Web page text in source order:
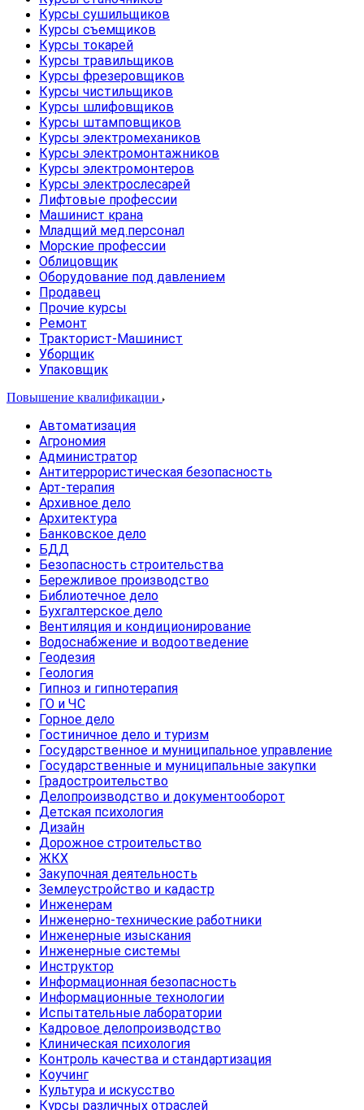
Курсы сушильщиков
Курсы съемщиков
Курсы токарей
Курсы травильщиков
Курсы фрезеровщиков
Курсы чистильщиков
Курсы шлифовщиков
Курсы штамповщиков
Курсы электромехаников
Курсы электромонтажников
Курсы электромонтеров
Курсы электрослесарей
Лифтовые профессии
Машинист крана
Младщий мед.персонал
Морские профессии
Облицовщик
Оборудование под давлением
Продавец
Прочие курсы
Ремонт
Тракторист-Машинист
Уборщик
Упаковщик
Повышение квалификации
Автоматизация
Агрономия
Администратор
Антитеррористическая безопасность
Арт-терапия
Архивное дело
Архитектура
Банковское дело
БДД
Безопасность строительства
Бережливое производство
Библиотечное дело
Бухгалтерское дело
Вентиляция и кондиционирование
Водоснабжение и водоотведение
Геодезия
Геология
Гипноз и гипнотерапия
ГО и ЧС
Горное дело
Гостиничное дело и туризм
Государственное и муниципальное управление
Государственные и муниципальные закупки
Градостроительство
Делопроизводство и документооборот
Детская психология
Дизайн
Дорожное строительство
ЖКХ
Закупочная деятельность
Землеустройство и кадастр
Инженерам
Инженерно-технические работники
Инженерные изыскания
Инженерные системы
Инструктор
Информационная безопасность
Информационные технологии
Испытательные лаборатории
Кадровое делопроизводство
Клиническая психология
Контроль качества и стандартизация
Коучинг
Культура и искусство
Курсы различных отраслей